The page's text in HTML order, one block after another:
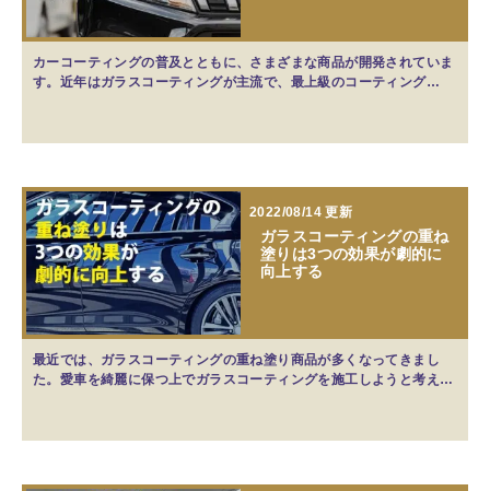
カーコーティングの普及とともに、さまざまな商品が開発されていま
す。近年はガラスコーティングが主流で、最上級のコーティング…
2022/08/14 更新
ガラスコーティングの重ね
塗りは3つの効果が劇的に
向上する
最近では、ガラスコーティングの重ね塗り商品が多くなってきまし
た。愛車を綺麗に保つ上でガラスコーティングを施工しようと考え…